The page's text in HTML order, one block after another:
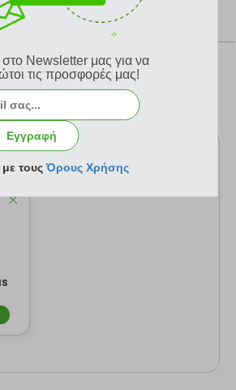
ΨΗΦΙΣΤΕ
πρόσφατα
στο Newsletter μας για να
τις προσφορές μας!
Εγγραφή
τουςΌρους Χρήσης